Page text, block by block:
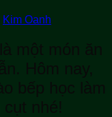
Kim Oanh
một món ăn
Hôm nay,
bếp học làm
nhé!